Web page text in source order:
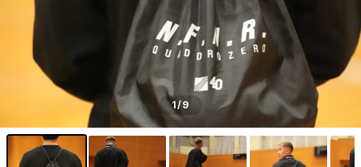
1/9